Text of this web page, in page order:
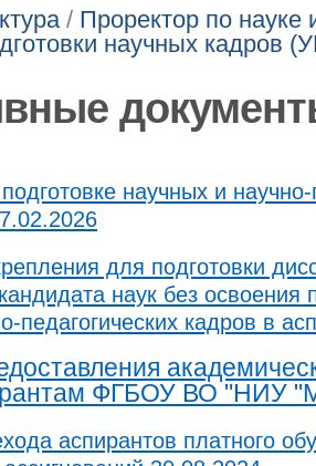
/ Проректор по науке
научных кадров
научных и научно-
для подготовки
наук без освоения
педагогических кадров в
ФГБОУ ВО "НИУ
аспирантов платного